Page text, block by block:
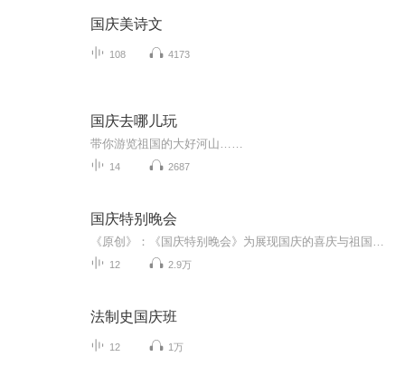
国庆美诗文
108 4173
国庆去哪儿玩
带你游览祖国的大好河山……
14 2687
国庆特别晚会
12 2.9万
法制史国庆班
12 1万